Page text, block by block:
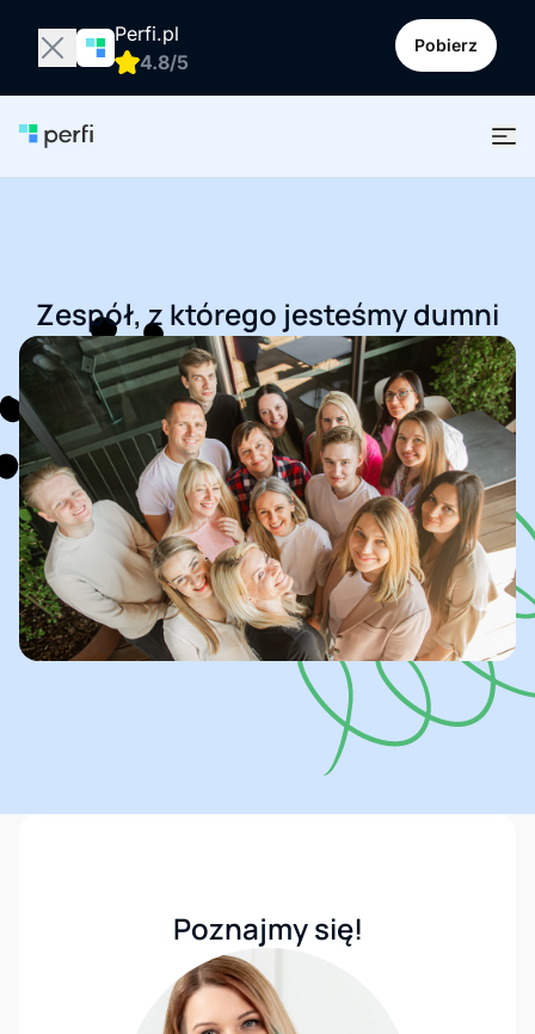
Perfi.pl
4.8/5
Pobierz
Zespół, z którego jesteśmy dumni
Poznajmy się!